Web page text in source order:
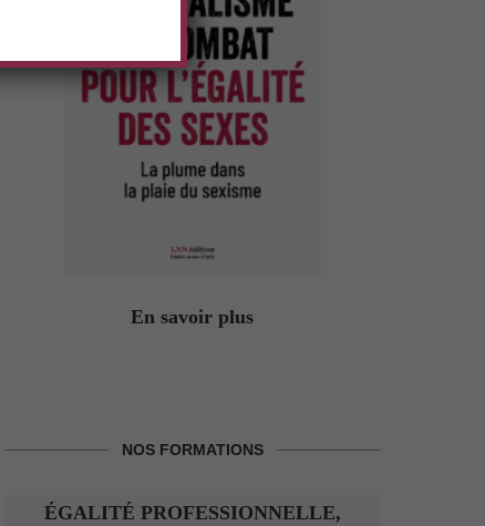
En savoir plus
NOS FORMATIONS
ÉGALITÉ PROFESSIONNELLE,